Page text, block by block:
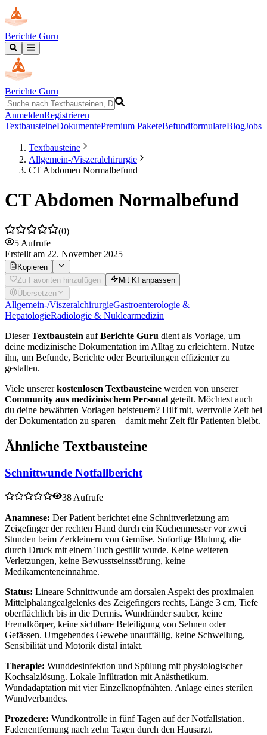
Berichte Guru
Berichte Guru
AnmeldenRegistrieren
TextbausteineDokumentePremium PaketeBefundformulareBlogJobs
Textbausteine
Allgemein-/Viszeralchirurgie
CT Abdomen Normalbefund
CT Abdomen Normalbefund
(0)
5 Aufrufe
Erstellt am 22. November 2025
Kopieren
Zu Favoriten hinzufügen
Mit KI anpassen
Übersetzen
Allgemein-/ViszeralchirurgieGastroenterologie &
HepatologieRadiologie & Nuklearmedizin
DieserTextbaustein aufBerichte Guru dient als Vorlage, um
deine medizinische Dokumentation im Alltag zu erleichtern. Nutze
ihn, um Befunde, Berichte oder Beurteilungen effizienter zu
gestalten.
Viele unsererkostenlosen Textbausteine werden von unserer
Community aus medizinischem Personal geteilt. Möchtest auch
du deine bewährten Vorlagen beisteuern? Hilf mit, wertvolle Zeit bei
der Dokumentation zu sparen – damit mehr Zeit für Patienten bleibt.
Ähnliche Textbausteine
Schnittwunde Notfallbericht
38 Aufrufe
Anamnese: Der Patient berichtet eine Schnittverletzung am
Zeigefinger der rechten Hand durch ein Küchenmesser vor zwei
Stunden beim Zerkleinern von Gemüse. Sofortige Blutung, die
durch Druck mit einem Tuch gestillt wurde. Keine weiteren
Verletzungen, keine Bewusstseinsstörung, keine
Medikamenteneinnahme.
Status: Lineare Schnittwunde am dorsalen Aspekt des proximalen
Mittelphalangealgelenks des Zeigefingers rechts, Länge 3 cm, Tiefe
oberflächlich bis in die Dermis. Wundränder sauber, keine
Fremdkörper, keine sichtbare Beteiligung von Sehnen oder
Gefässen. Umgebendes Gewebe unauffällig, keine Schwellung,
Sensibilität und Motorik distal intakt.
Therapie: Wunddesinfektion und Spülung mit physiologischer
Kochsalzlösung. Lokale Infiltration mit Anästhetikum.
Wundadaptation mit vier Einzelknopfnähten. Anlage eines sterilen
Wundverbandes.
Prozedere: Wundkontrolle in fünf Tagen auf der Notfallstation.
Fadenentfernung nach zehn Tagen durch den Hausarzt.